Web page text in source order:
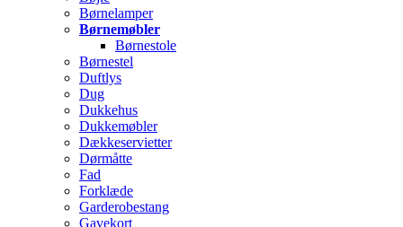
Børnelamper
Børnemøbler
Børnestole
Børnestel
Duftlys
Dug
Dukkehus
Dukkemøbler
Dækkeservietter
Dørmåtte
Fad
Forklæde
Garderobestang
Gavekort